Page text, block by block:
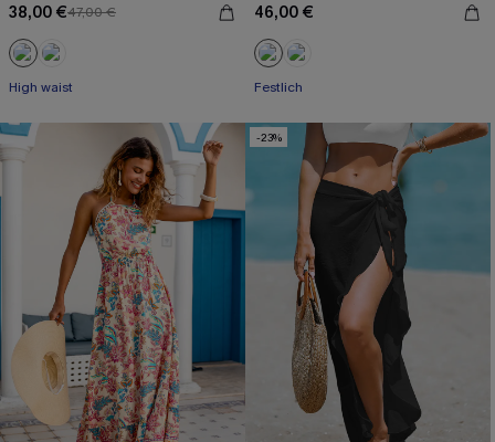
38,00 €47,00 €
High waist
46,00 €
Festlich
-23%